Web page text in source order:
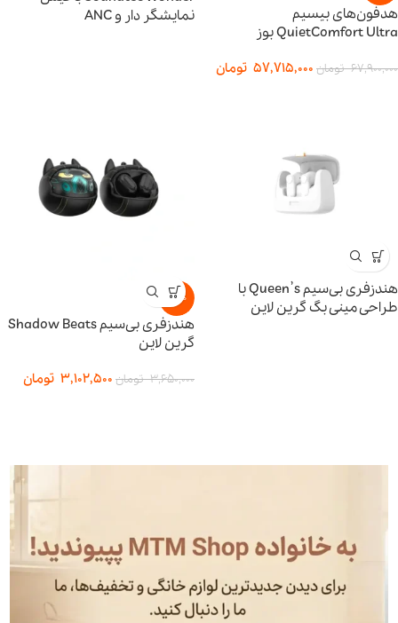
هدفون‌های بیسیم
QuietComfort Ultra بوز
67,900,000 تومان 57,715,000 تومان
نمایشگر دار و ANC
هندزفری بی‌سیم Queen’s با
طراحی مینی بگ گرین لاین
-15%
هندزفری بی‌سیم Shadow Beats
گرین لاین
3,650,000 تومان 3,102,500 تومان